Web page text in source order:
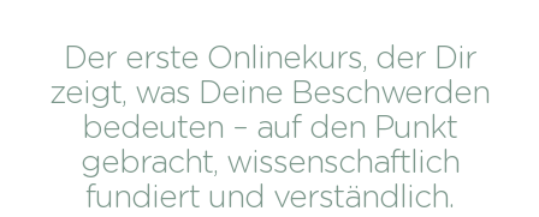
Der erste Onlinekurs, der Dir
zeigt, was Deine Beschwerden
bedeuten – auf den Punkt
gebracht, wissenschaftlich
fundiert und verständlich.